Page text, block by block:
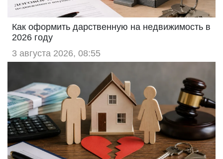
Как оформить дарственную на недвижимость в
2026 году
3 августа 2026, 08:55